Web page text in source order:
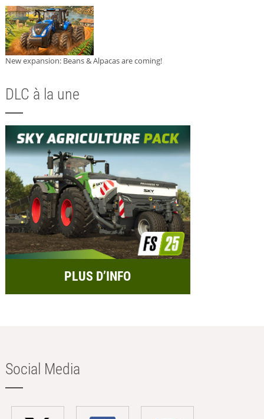
New expansion: Beans & Alpacas are coming!
DLC à la une
PLUS D’INFO
Social Media